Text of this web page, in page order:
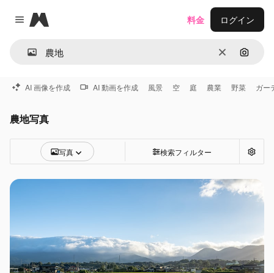
Close menu
Magnific
消去 画像で
料金 ログイン
AI 画像を作成 AI 動画を作成 風景 空 庭 農業 野菜 ガー
農地写真
写真 検索フィルター